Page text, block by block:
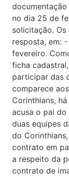
no dia 25 de
solicitação.
resposta, em:
fevereiro.
ficha
participar das
comparece
Corinthians,
acusa o pai
duas equipes
do
contrato em
a respeito da
contrato de